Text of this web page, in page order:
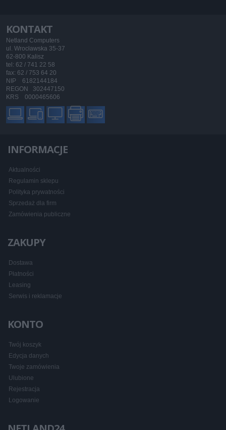
KONTAKT
Netland Computers
ul. Wrocławska 35-37
62-800 Kalisz
tel: 62 / 741 22 58
fax: 62 / 753 64 20
NIP 6182144184
REGON 302447150
KRS 0000465606
INFORMACJE
Aktualności
Regulamin sklepu
Polityka prywatności
Sprzedaż dla firm
Zamówienia publiczne
ZAKUPY
Dostawa
Płatności
Leasing
Serwis i reklamacje
KONTO
Twój koszyk
Edycja danych
Twoje zamówienia
Ulubione
Rejestracja
Logowanie